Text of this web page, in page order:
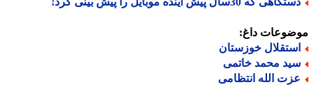
داغ:
خوزستان
محمد خاتمی
الله انتظامی